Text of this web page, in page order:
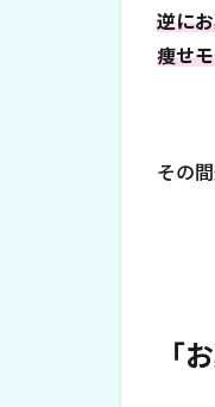
逆に
痩せ
その
「